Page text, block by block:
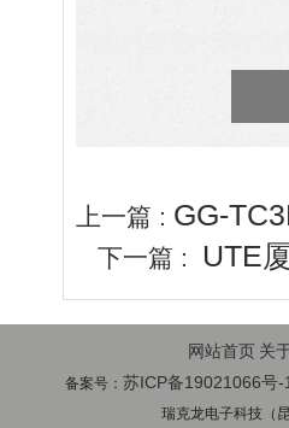
上一篇 : GG-
下一篇 : UTE
网站首页 关
备案号： 苏ICP备19021066号-
瑞克龙电子科技（